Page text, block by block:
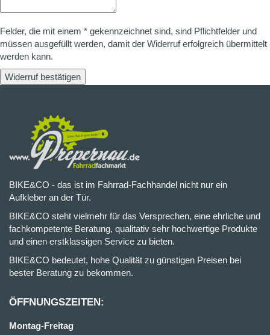
Felder, die mit einem * gekennzeichnet sind, sind Pflichtfelder und
müssen ausgefüllt werden, damit der Widerruf erfolgreich übermittelt
werden kann.
Widerruf bestätigen
BIKE&CO - das ist im Fahrrad-Fachhandel nicht nur ein
Aufkleber an der Tür.
BIKE&CO steht vielmehr für das Versprechen, eine ehrliche und
fachkompetente Beratung, qualitativ sehr hochwertige Produkte
und einen erstklassigen Service zu bieten.
BIKE&CO bedeutet, hohe Qualität zu günstigen Preisen bei
bester Beratung zu bekommen.
ÖFFNUNGSZEITEN:
Montag-Freitag